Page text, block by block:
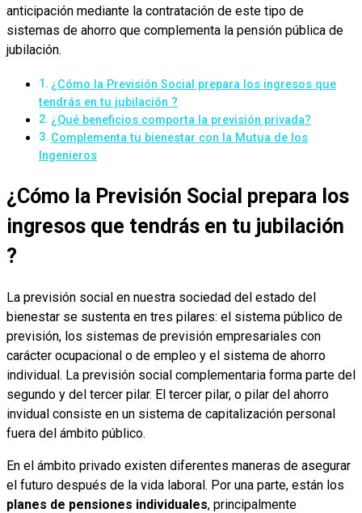
anticipación mediante la contratación de este tipo de
sistemas de ahorro que complementa la pensión pública de
jubilación.
¿Cómo la Previsión Social prepara los ingresos que
tendrás en tu jubilación ?
¿Qué beneficios comporta la previsión privada?
Complementa tu bienestar con la Mutua de los
Ingenieros
¿Cómo la Previsión Social prepara los
ingresos que tendrás en tu jubilación
?
La previsión social en nuestra sociedad del estado del
bienestar se sustenta en tres pilares: el sistema público de
previsión, los sistemas de previsión empresariales con
carácter ocupacional o de empleo y el sistema de ahorro
individual. La previsión social complementaria forma parte del
segundo y del tercer pilar. El tercer pilar, o pilar del ahorro
invidual consiste en un sistema de capitalización personal
fuera del ámbito público.
En el ámbito privado existen diferentes maneras de asegurar
el futuro después de la vida laboral. Por una parte, están los
planes de pensiones individuales, principalmente